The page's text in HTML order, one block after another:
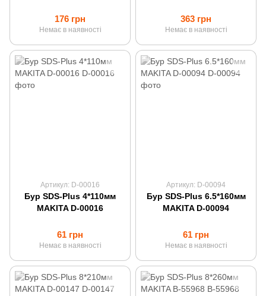
176 грн
Немає в наявності
363 грн
Немає в наявності
Артикул: D-00016
Бур SDS-Plus 4*110мм
MAKITA D-00016
61 грн
Немає в наявності
Артикул: D-00094
Бур SDS-Plus 6.5*160мм
MAKITA D-00094
61 грн
Немає в наявності